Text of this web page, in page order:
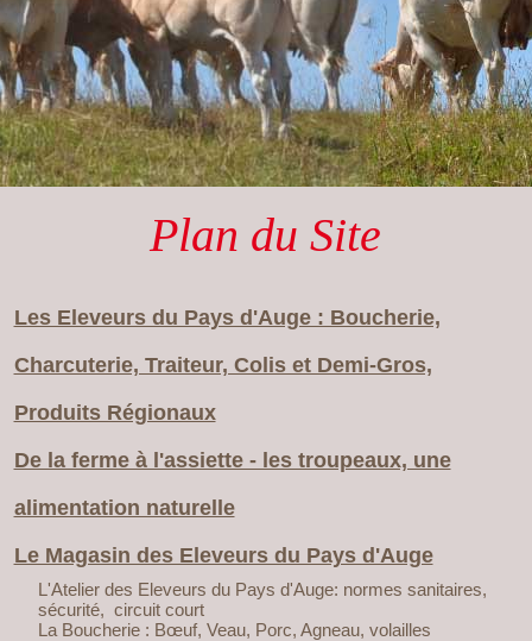
Plan du Site
Les Eleveurs du Pays d'Auge : Boucherie,
Charcuterie, Traiteur, Colis et Demi-Gros,
Produits Régionaux
De la ferme à l'assiette - les troupeaux, une
alimentation naturelle
Le Magasin des Eleveurs du Pays d'Auge
L'Atelier des Eleveurs du Pays d'Auge: normes sanitaires,
sécurité, circuit court
La Boucherie : Bœuf, Veau, Porc, Agneau, volailles